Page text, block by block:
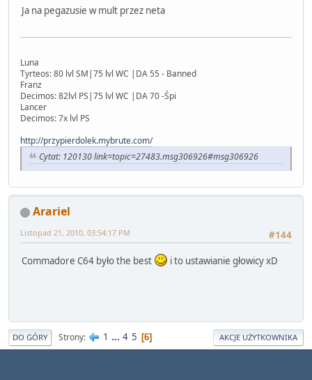
Ja na pegazusie w mult przez neta
Luna
Tyrteos: 80 lvl SM|75 lvl WC |DA 55 - Banned
Franz
Decimos: 82lvl PS|75 lvl WC |DA 70 -Śpi
Lancer
Decimos: 7x lvl PS
http://przypierdolek.mybrute.com/
Cytat: 120130 link=topic=27483.msg306926#msg306926
Arariel
#144
Listopad 21, 2010, 03:54:17 PM
Commadore C64 było the best i to ustawianie głowicy xD
DO GÓRY Strony 1 ... 4 5 6 AKCJE UŻYTKOWNIKA